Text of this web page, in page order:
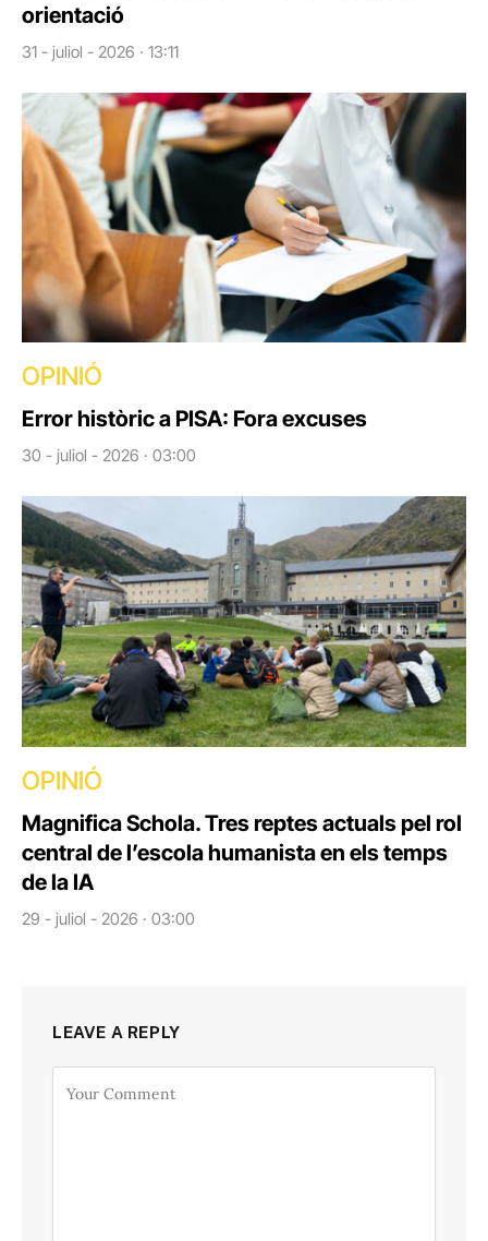
orientació
31 - juliol - 2026 · 13:11
OPINIÓ
Error històric a PISA: Fora excuses
30 - juliol - 2026 · 03:00
OPINIÓ
Magnifica Schola. Tres reptes actuals pel rol
central de l’escola humanista en els temps
de la IA
29 - juliol - 2026 · 03:00
LEAVE A REPLY